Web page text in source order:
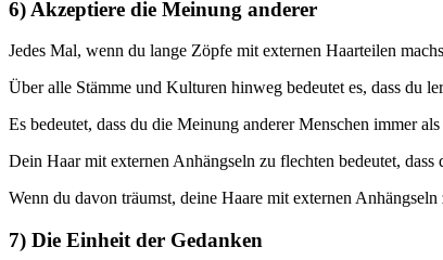
6) Akzeptiere die Meinung anderer
Jedes Mal, wenn du lange Zöpfe mit externen Haarteilen
Über alle Stämme und Kulturen hinweg bedeutet es, dass du
Es bedeutet, dass du die Meinung anderer Menschen immer
Dein Haar mit externen Anhängseln zu flechten bedeutet,
Wenn du davon träumst, deine Haare mit externen
7) Die Einheit der Gedanken